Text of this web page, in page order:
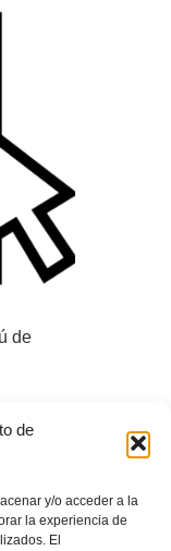
de
y/o acceder a la
la experiencia de
El
de
€.